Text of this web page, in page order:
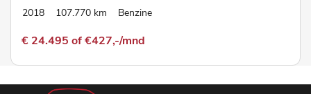
2018 107.770 km Benzine
€ 24.495 of €427,-/mnd